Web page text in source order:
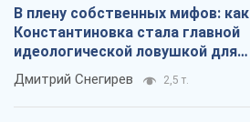
В плену собственных мифов: как
Константиновка стала главной
идеологической ловушкой для
российских оккупантов
Дмитрий Снегирев 2,5 т.